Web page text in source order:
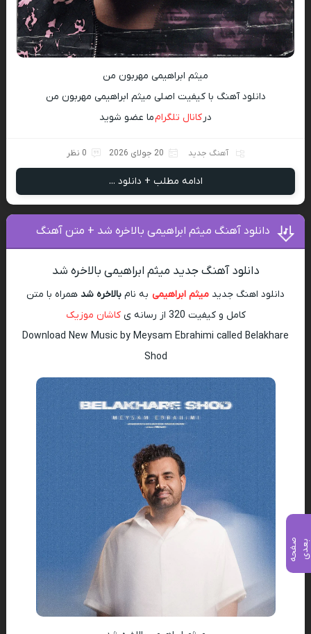
میثم ابراهیمی مهربون من
دانلود آهنگ با کیفیت اصلی میثم ابراهیمی مهربون من
درکانال تلگرامما عضو شوید
آهنگ جدید 20 جولای 2026 0 نظر
ادامه مطلب + دانلود ...
دانلود آهنگ میثم ابراهیمی بالاخره شد + متن آهنگ
دانلود آهنگ جدید میثم ابراهیمی بالاخره شد
دانلود اهنگ جدید میثم ابراهیمی به نام بالاخره شد همراه با متن
کامل و کیفیت 320 از رسانه ی
کاشان موزیک
Download New Music by Meysam Ebrahimi called Belakhare
Shod
ص
ف
ح
ه ب ع
د ی